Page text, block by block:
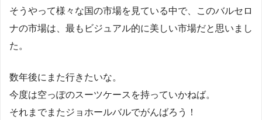
そうやって様々な国の市場を見ている中で、このバルセロ
ナの市場は、最もビジュアル的に美しい市場だと思いまし
た。
数年後にまた行きたいな。
今度は空っぽのスーツケースを持っていかねば。
それまでまたジョホールバルでがんばろう！